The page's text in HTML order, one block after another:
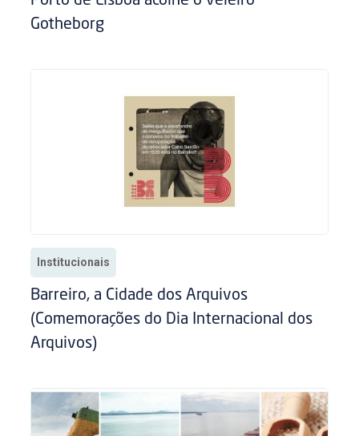
Gotheborg
Institucionais
Barreiro, a Cidade dos Arquivos
(Comemorações do Dia Internacional dos
Arquivos)